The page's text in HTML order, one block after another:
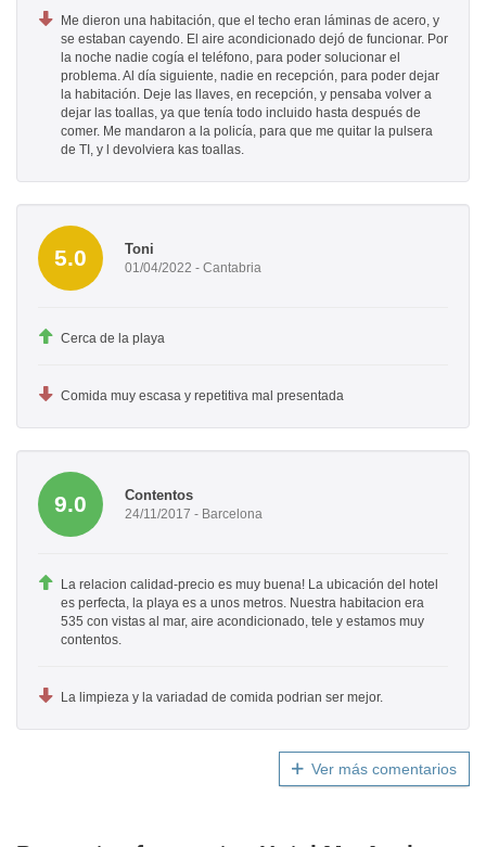
Me dieron una habitación, que el techo eran láminas de acero, y
se estaban cayendo. El aire acondicionado dejó de funcionar. Por
la noche nadie cogía el teléfono, para poder solucionar el
problema. Al día siguiente, nadie en recepción, para poder dejar
la habitación. Deje las llaves, en recepción, y pensaba volver a
dejar las toallas, ya que tenía todo incluido hasta después de
comer. Me mandaron a la policía, para que me quitar la pulsera
de TI, y l devolviera kas toallas.
5.0 Toni
01/04/2022 - Cantabria
Cerca de la playa
Comida muy escasa y repetitiva mal presentada
9.0 Contentos
24/11/2017 - Barcelona
La relacion calidad-precio es muy buena! La ubicación del hotel
es perfecta, la playa es a unos metros. Nuestra habitacion era
535 con vistas al mar, aire acondicionado, tele y estamos muy
contentos.
La limpieza y la variadad de comida podrian ser mejor.
Ver más comentarios